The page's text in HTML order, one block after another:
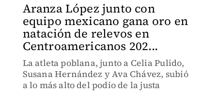
Aranza López junto con
equipo mexicano gana oro en
natación de relevos en
Centroamericanos 202...
La atleta poblana, junto a Celia Pulido,
Susana Hernández y Ava Chávez, subió
a lo más alto del podio de la justa